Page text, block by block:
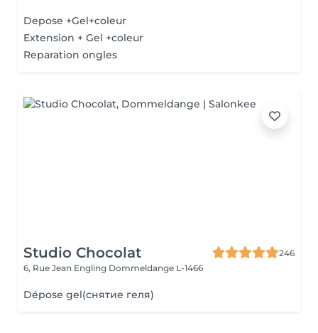
Depose +Gel+coleur
Extension + Gel +coleur
Reparation ongles
Studio Chocolat
246
6, Rue Jean Engling Dommeldange L-1466
Dépose gel(снятие геля)